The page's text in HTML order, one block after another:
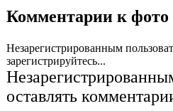
Комментарии к фото
Незарегистрированным
зарегистрируйтесь...
оставлять